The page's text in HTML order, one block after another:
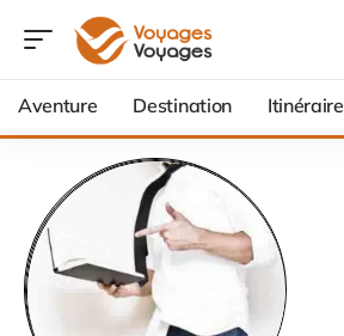
Aventure Destination Itinéraire